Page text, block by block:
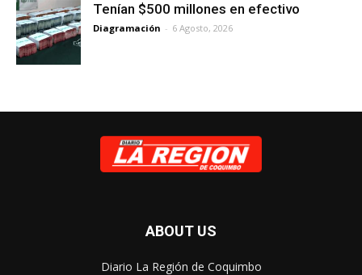
Tenían $500 millones en efectivo
Diagramación - 6 Agosto, 2026
ABOUT US
Diario La Región de Coquimbo